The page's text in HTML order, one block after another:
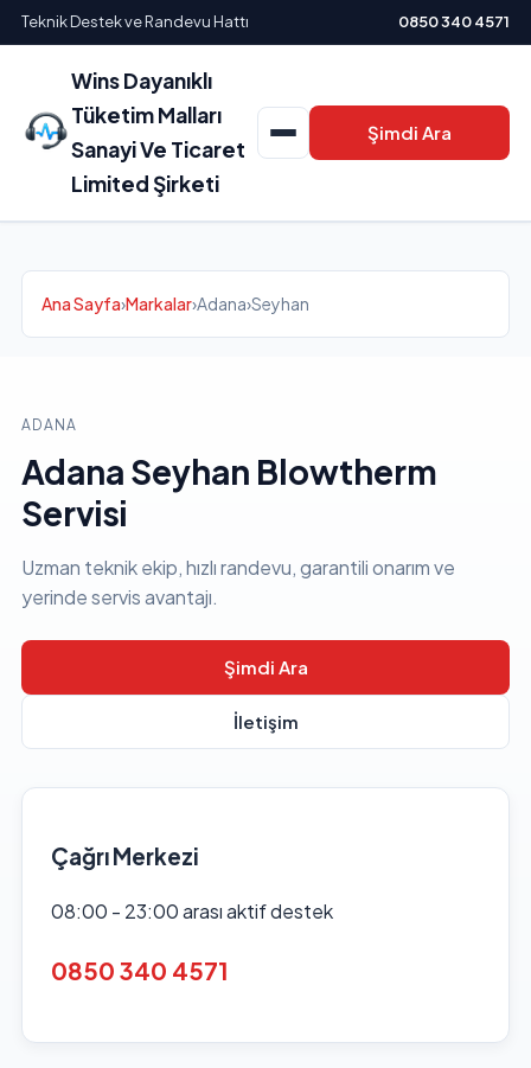
Teknik Destek ve Randevu Hattı 0850 340 4571
Wins Dayanıklı
Tüketim Malları
Sanayi Ve Ticaret
Limited Şirketi
Şimdi Ara
Ana Sayfa›Markalar›Adana›Seyhan
ADANA
Adana Seyhan Blowtherm
Servisi
Uzman teknik ekip, hızlı randevu, garantili onarım ve
yerinde servis avantajı.
Şimdi Ara
İletişim
Çağrı Merkezi
08:00 - 23:00 arası aktif destek
0850 340 4571